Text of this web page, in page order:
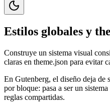
Estilos globales y
Construye un sistema visual
claras en theme.json para evitar
En Gutenberg, el diseño deja de
por bloque: pasa a ser un
reglas compartidas.